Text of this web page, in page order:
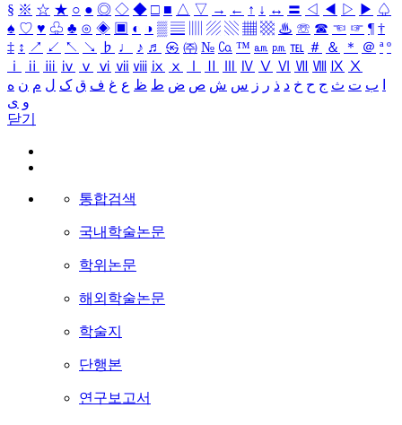
§ ※ ☆ ★ ○ ● ◎ ◇ ◆ □ ■ △ ▽ → ← ↑ ↓ ↔ 〓 ◁ ◀ ▷ ▶ ♤
♠ ♡ ♥ ♧ ♣ ⊙ ◈ ▣ ◐ ◑ ▒ ▤ ▨ ▧ ▦ ▩ ♨ ☏ ☎ ☜ ☞ ¶ †
‡ ↕ ↗ ↙ ↖ ↘ ♭ ♩ ♪ ♬ ㉿ ㈜ № ㏇ ™ ㏂ ㏘ ℡ ＃ ＆ ＊ ＠ ª º
ⅰ
ⅱ ⅲ ⅳ ⅴ ⅵ ⅶ ⅷ ⅸ ⅹ Ⅳ Ⅴ Ⅵ Ⅶ Ⅷ Ⅸ Ⅹ
ب ت ث ج ح خ د ذ ر ز س ش ص ض ط ظ ع غ ف ق ک ل م ن ه
و ی
닫기
통합검색
국내학술논문
학위논문
해외학술논문
학술지
단행본
연구보고서